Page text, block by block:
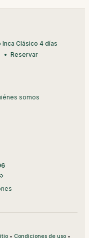
Inca Clásico 4 días
Reservar
somos
• Condiciones de uso•